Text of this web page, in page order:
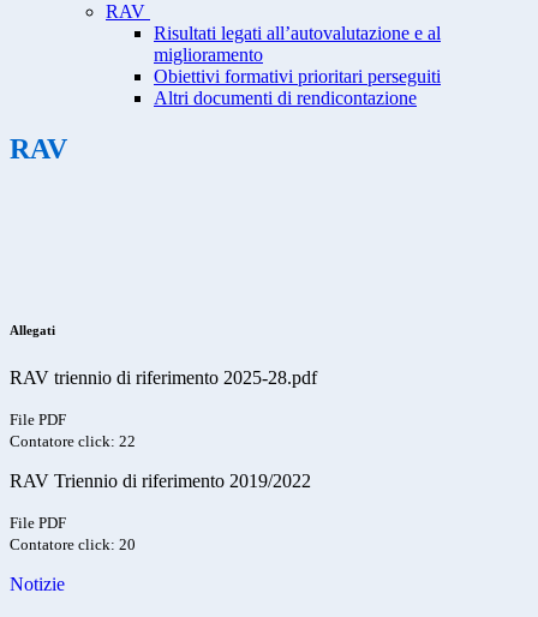
RAV
Risultati legati all’autovalutazione e al
miglioramento
Obiettivi formativi prioritari perseguiti
Altri documenti di rendicontazione
RAV
Allegati
RAV triennio di riferimento 2025-28.pdf
File PDF
Contatore click: 22
RAV Triennio di riferimento 2019/2022
File PDF
Contatore click: 20
Notizie